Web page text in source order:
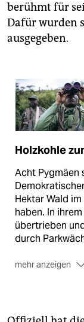
berühmt für
Dafür wurden
ausgegeben.
Holzkohle
Acht Pygmäen
Hektar Wald
haben. In
übertrieben
durch
mehr anzeigen